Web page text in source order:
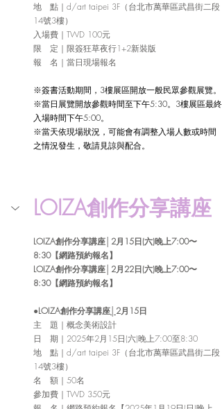
地　點｜d/art taipei 3F（台北市萬華區武昌街二段
14號3樓）
入場費｜TWD 100元
限　定｜限簽狂草夜行1+2新裝版
報　名｜當日現場報名
※簽書活動期間，3樓展區開放一般民眾參觀展覽。
※當日展覽開放參觀時間至下午5:30。3樓展區最終
入場時間下午5:00。
※當天依現場狀況，可能會有調整入場人數或時間
之情況發生，敬請見諒與配合。
LOIZA創作分享講座
LOIZA創作分享講座│2月15日(六)晚上7:00〜
8:30【網路預約報名】
LOIZA創作分享講座│2月22日(六)晚上7:00〜
8:30【網路預約報名】
●LOIZA創作分享講座 2月15日
主   題 ｜概念美術設計
日　期｜2025年2月15日(六)晚上7:00至8:30
地　點｜d/art taipei 3F（台北市萬華區武昌街二段
14號3樓）
名　額｜50名
參加費｜TWD 350元